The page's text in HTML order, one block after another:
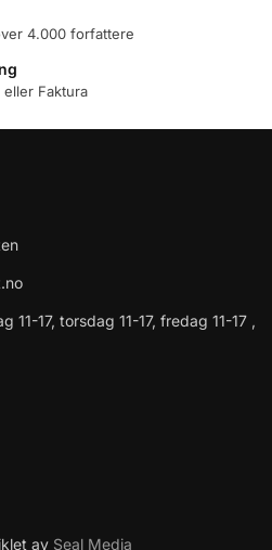
4.000 forfattere
Faktura
17, torsdag 11-17, fredag 11-17 ,
av Seal Media